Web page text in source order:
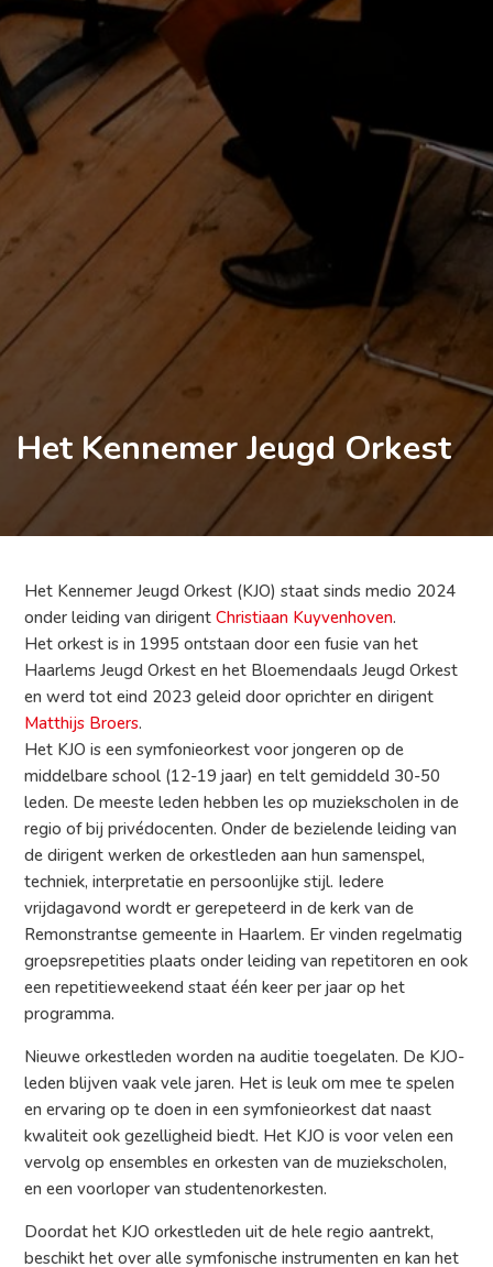
Het Kennemer Jeugd Orkest
Het Kennemer Jeugd Orkest (KJO) staat sinds medio 2024
onder leiding van dirigentChristiaan Kuyvenhoven.
Het orkest is in 1995 ontstaan door een fusie van het
Haarlems Jeugd Orkest en het Bloemendaals Jeugd Orkest
en werd tot eind 2023 geleid door oprichter en dirigent
Matthijs Broers.
Het KJO is een symfonieorkest voor jongeren op de
middelbare school (12-19 jaar) en telt gemiddeld 30-50
leden. De meeste leden hebben les op muziekscholen in de
regio of bij privédocenten. Onder de bezielende leiding van
de dirigent werken de orkestleden aan hun samenspel,
techniek, interpretatie en persoonlijke stijl. Iedere
vrijdagavond wordt er gerepeteerd in de kerk van de
Remonstrantse gemeente in Haarlem. Er vinden regelmatig
groepsrepetities plaats onder leiding van repetitoren en ook
een repetitieweekend staat één keer per jaar op het
programma.
Nieuwe orkestleden worden na auditie toegelaten. De KJO-
leden blijven vaak vele jaren. Het is leuk om mee te spelen
en ervaring op te doen in een symfonieorkest dat naast
kwaliteit ook gezelligheid biedt. Het KJO is voor velen een
vervolg op ensembles en orkesten van de muziekscholen,
en een voorloper van studentenorkesten.
Doordat het KJO orkestleden uit de hele regio aantrekt,
beschikt het over alle symfonische instrumenten en kan het